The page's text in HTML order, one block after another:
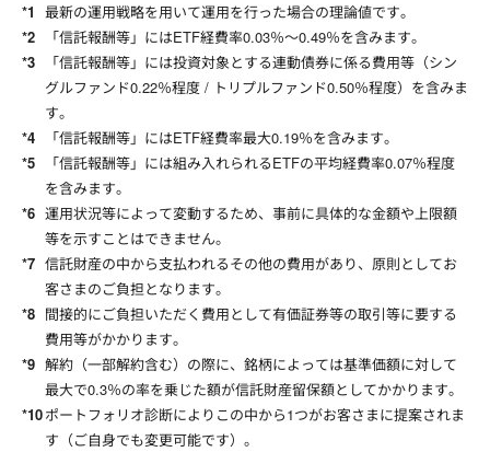
最新の運用戦略を用いて運用を行った場合の理論値です。
「信託報酬等」にはETF経費率0.03％～0.49％を含みます。
「信託報酬等」には投資対象とする連動債券に係る費用等（シン
グルファンド0.22％程度 / トリプルファンド0.50％程度）を含みま
す。
「信託報酬等」にはETF経費率最大0.19％を含みます。
「信託報酬等」には組み入れられるETFの平均経費率0.07％程度
を含みます。
運用状況等によって変動するため、事前に具体的な金額や上限額
等を示すことはできません。
信託財産の中から支払われるその他の費用があり、原則としてお
客さまのご負担となります。
間接的にご負担いただく費用として有価証券等の取引等に要する
費用等がかかります。
解約（一部解約含む）の際に、銘柄によっては基準価額に対して
最大で0.3％の率を乗じた額が信託財産留保額としてかかります。
ポートフォリオ診断によりこの中から1つがお客さまに提案されま
す（ご自身でも変更可能です）。